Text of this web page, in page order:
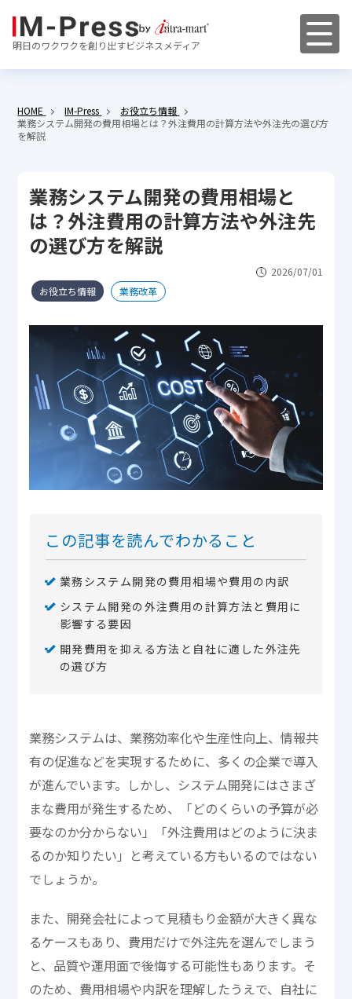
明日のワクワクを創り出すビジネスメディア
HOME IM-Press
お役立ち情報
業務システム開発の費用相場とは？外注費用の計算方法や外注先の選び方
を解説
業務システム開発の費用相場と
は？外注費用の計算方法や外注先
の選び方を解説
2026/07/01
お役立ち情報
業務改革
この記事を読んでわかること
業務システム開発の費用相場や費用の内訳
システム開発の外注費用の計算方法と費用に
影響する要因
開発費用を抑える方法と自社に適した外注先
の選び方
業務システムは、業務効率化や生産性向上、情報共
有の促進などを実現するために、多くの企業で導入
が進んでいます。しかし、システム開発にはさまざ
まな費用が発生するため、「どのくらいの予算が必
要なのか分からない」「外注費用はどのように決ま
るのか知りたい」と考えている方もいるのではない
でしょうか。
また、開発会社によって見積もり金額が大きく異な
るケースもあり、費用だけで外注先を選んでしまう
と、品質や運用面で後悔する可能性もあります。そ
のため、費用相場や内訳を理解したうえで、自社に